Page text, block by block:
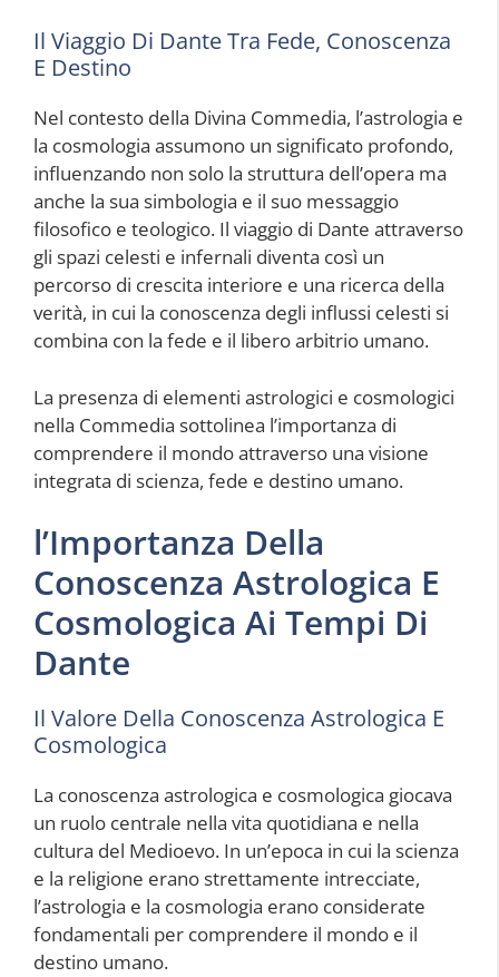
Il Viaggio Di Dante Tra Fede, Conoscenza
E Destino
Nel contesto della Divina Commedia, l’astrologia e
la cosmologia assumono un significato profondo,
influenzando non solo la struttura dell’opera ma
anche la sua simbologia e il suo messaggio
filosofico e teologico. Il viaggio di Dante attraverso
gli spazi celesti e infernali diventa così un
percorso di crescita interiore e una ricerca della
verità, in cui la conoscenza degli influssi celesti si
combina con la fede e il libero arbitrio umano.
La presenza di elementi astrologici e cosmologici
nella Commedia sottolinea l’importanza di
comprendere il mondo attraverso una visione
integrata di scienza, fede e destino umano.
l’Importanza Della
Conoscenza Astrologica E
Cosmologica Ai Tempi Di
Dante
Il Valore Della Conoscenza Astrologica E
Cosmologica
La conoscenza astrologica e cosmologica giocava
un ruolo centrale nella vita quotidiana e nella
cultura del Medioevo. In un’epoca in cui la scienza
e la religione erano strettamente intrecciate,
l’astrologia e la cosmologia erano considerate
fondamentali per comprendere il mondo e il
destino umano.